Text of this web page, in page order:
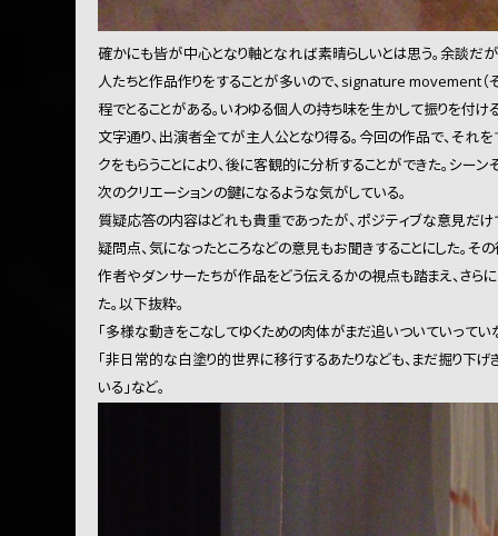
確かにも皆が中心となり軸となれば素晴らしいとは思う。余談
人たちと作品作りをすることが多いので、signature movement
程でとることがある。いわゆる個人の持ち味を生かして振りを付け
文字通り、出演者全てが主人公となり得る。今回の作品で、それを
クをもらうことにより、後に客観的に分析することができた。シー
次のクリエーションの鍵になるような気がしている。
質疑応答の内容はどれも貴重であったが、ポジティブな意見だけ
疑問点、気になったところなどの意見もお聞きすることにした。そ
作者やダンサーたちが作品をどう伝えるかの視点も踏まえ、さら
た。以下抜粋。
「多様な動きをこなしてゆくための肉体がまだ追いついていってい
「非日常的な白塗り的世界に移行するあたりなども、まだ掘り下
いる」など。